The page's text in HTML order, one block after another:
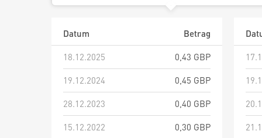
Datum
Betrag
18.12.2025
0,43 GBP
19.12.2024
0,45 GBP
28.12.2023
0,40 GBP
15.12.2022
0,30 GBP